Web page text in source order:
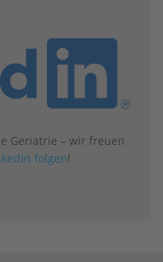
Geriatrie – wir freuen
folgen!